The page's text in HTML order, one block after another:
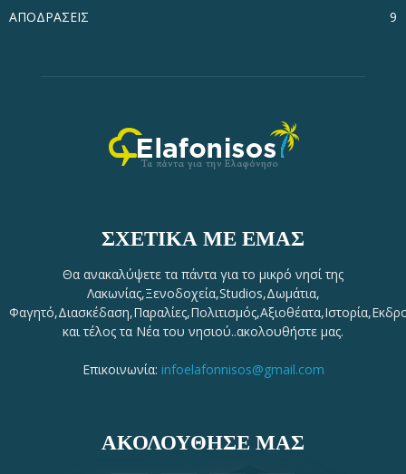
ΑΠΟΔΡΑΣΕΙΣ
9
ΣΧΕΤΙΚΆ ΜΕ ΕΜΆΣ
Θα ανακαλύψετε τα πάντα για το μικρό νησί της
Λακωνίας,Ξενοδοχεία,Studios,Δωμάτια,
και τέλος τα Νέα του νησιού..ακολουθήστε μας.
Επικοινωνία: infoelafonnisos@gmail.com
ΑΚΟΛΟΥΘΗΣΕ ΜΑΣ